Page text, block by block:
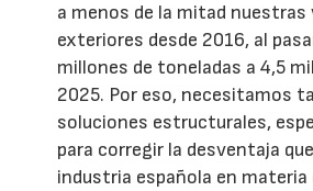
a menos de la mitad nuestras
exteriores desde 2016, al
millones de toneladas a 4,5
2025. Por eso, necesitamos
soluciones estructurales,
para corregir la desventaja
industria española en